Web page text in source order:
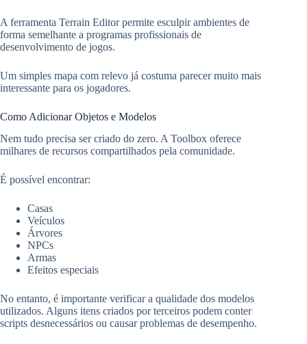
A ferramenta Terrain Editor permite esculpir ambientes de
forma semelhante a programas profissionais de
desenvolvimento de jogos.
Um simples mapa com relevo já costuma parecer muito mais
interessante para os jogadores.
Como Adicionar Objetos e Modelos
Nem tudo precisa ser criado do zero. A Toolbox oferece
milhares de recursos compartilhados pela comunidade.
É possível encontrar:
Casas
Veículos
Árvores
NPCs
Armas
Efeitos especiais
No entanto, é importante verificar a qualidade dos modelos
utilizados. Alguns itens criados por terceiros podem conter
scripts desnecessários ou causar problemas de desempenho.